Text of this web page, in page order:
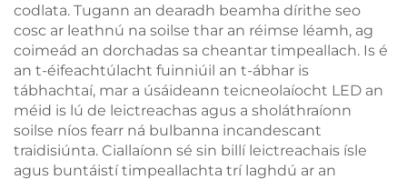
codlata. Tugann an dearadh beamha dírithe seo
cosc ar leathnú na soilse thar an réimse léamh, ag
coimeád an dorchadas sa cheantar timpeallach. Is é
an t-éifeachtúlacht fuinniúil an t-ábhar is
tábhachtaí, mar a úsáideann teicneolaíocht LED an
méid is lú de leictreachas agus a sholáthraíonn
soilse níos fearr ná bulbanna incandescant
traidisiúnta. Ciallaíonn sé sin billí leictreachais ísle
agus buntáistí timpeallachta trí laghdú ar an